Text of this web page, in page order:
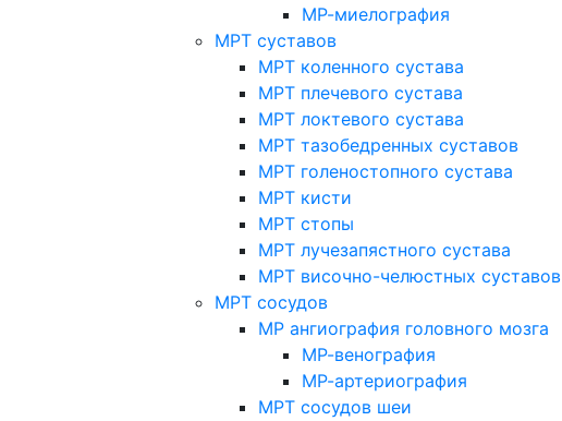
МР-миелография
МРТ суставов
МРТ коленного сустава
МРТ плечевого сустава
МРТ локтевого сустава
МРТ тазобедренных суставов
МРТ голеностопного сустава
МРТ кисти
МРТ стопы
МРТ лучезапястного сустава
МРТ височно-челюстных суставов
МРТ сосудов
МР ангиография головного мозга
МР-венография
МР-артериография
МРТ сосудов шеи